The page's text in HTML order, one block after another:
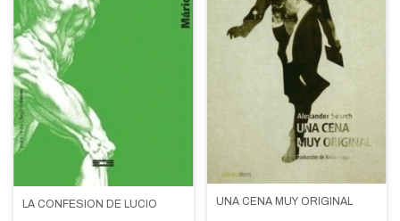
LA CONFESION DE LUCIO UNA CENA MUY ORIGINAL